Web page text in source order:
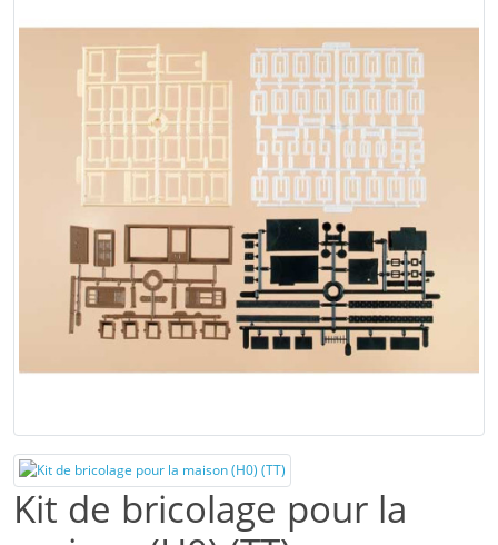
Kit de bricolage pour la